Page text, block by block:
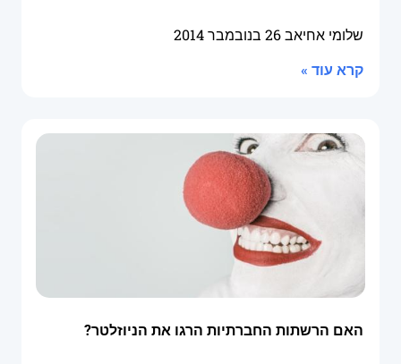
שלומי אחיאב26 בנובמבר 2014
קרא עוד »
האם הרשתות החברתיות הרגו את הניוזלטר?